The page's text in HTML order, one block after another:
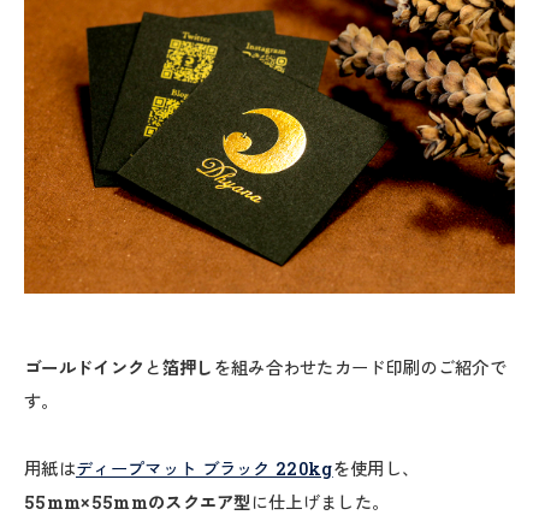
ゴールドインク と箔押し を組み合わせたカード印刷のご紹介で
す。
用紙はディープマット ブラック 220kgを使用し、
55mm×55mmのスクエア型に仕上げました。